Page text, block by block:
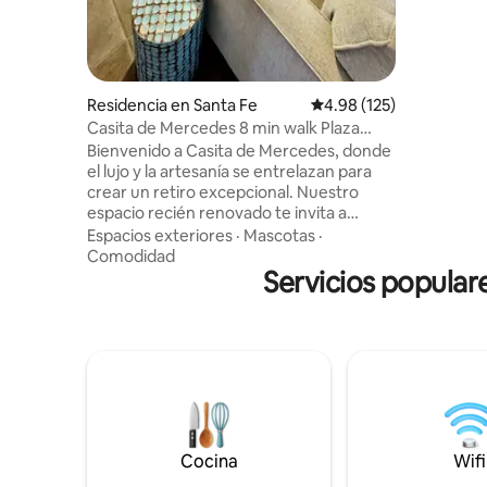
Residencia en Santa Fe Calificación promedio:
4.98 (125)
Casita de Mercedes 8 min walk Plaza
Cozy. Contemp.
Bienvenido a Casita de Mercedes, donde
el lujo y la artesanía se entrelazan para
crear un retiro excepcional. Nuestro
espacio recién renovado te invita a
disfrutar del resplandor de la luz natural y
la calidez, ofreciendo una experiencia
inmersiva en cada rincón. La cocina
iluminada por el sol, el elegante rincón de
perfecta de funcionalidad y sofisticación.
La acogedora sala de estar te invita con
un chaise longue y obras de arte
originales del dueño y artista Robbi
Espacios exteriores · Mascotas ·
Comodidad
Servicios
Cocina Wifi